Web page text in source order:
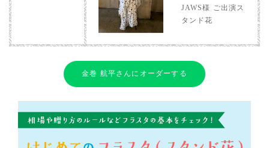
JAWS様 ご出演ス
タンド花
金巻 航平さんにオーダーする